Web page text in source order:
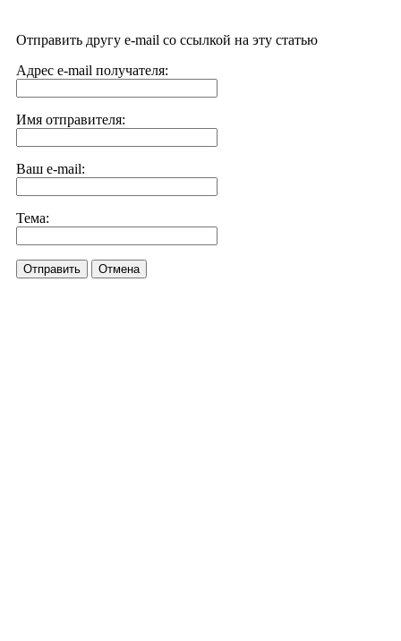
Отправить другу e-mail со ссылкой на эту статью
Адрес e-mail получателя:
Имя отправителя:
Ваш e-mail:
Тема:
Отправить Отмена